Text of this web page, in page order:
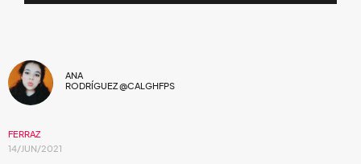
ANA
RODRÍGUEZ @CALGHFPS
FERRAZ
14/JUN/2021